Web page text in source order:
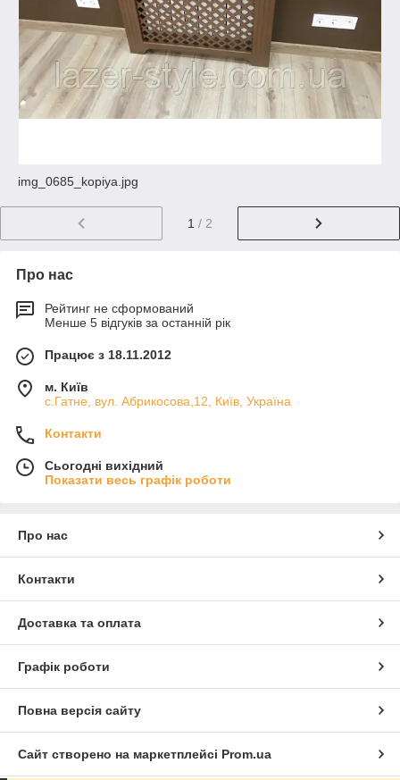
img_0685_kopiya.jpg
1 / 2
Про нас
Рейтинг не сформований
Менше 5 відгуків за останній рік
Працює з 18.11.2012
м. Київ
с.Гатне, вул. Абрикосова,12, Київ, Україна
Контакти
Сьогодні вихідний
Показати весь графік роботи
Про нас
Контакти
Доставка та оплата
Графік роботи
Повна версія сайту
Сайт створено на маркетплейсі Prom.ua